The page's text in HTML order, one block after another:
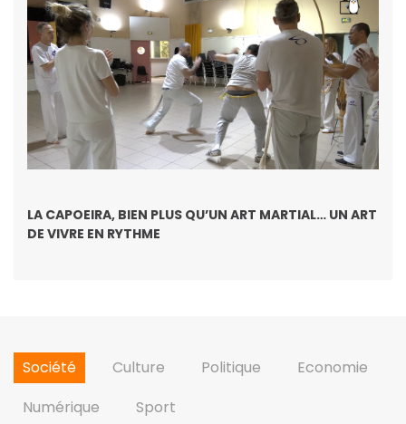
LA CAPOEIRA, BIEN PLUS QU’UN ART MARTIAL… UN ART
DE VIVRE EN RYTHME
Société Culture Politique
Economie
Numérique
Sport